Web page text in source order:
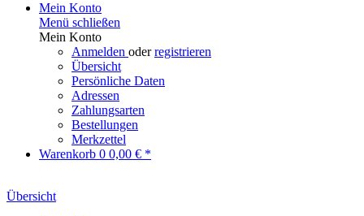
Mein Konto
Menü schließen
Mein Konto
Anmelden oderregistrieren
Übersicht
Persönliche Daten
Adressen
Zahlungsarten
Bestellungen
Merkzettel
Warenkorb 0 0,00 € *
Übersicht